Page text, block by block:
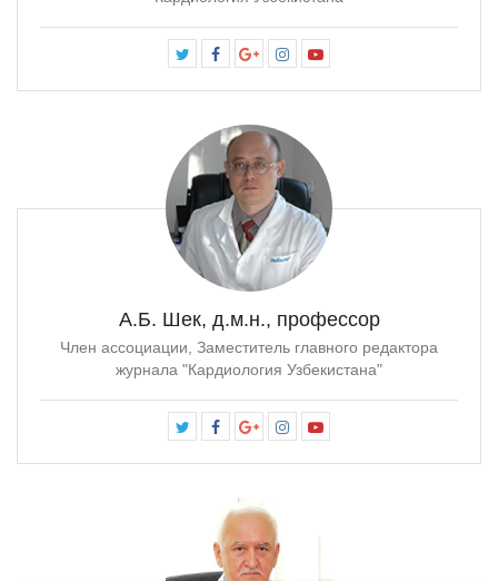
А.Б. Шек, д.м.н., профессор
Член ассоциации, Заместитель главного редактора
журнала "Кардиология Узбекистана"